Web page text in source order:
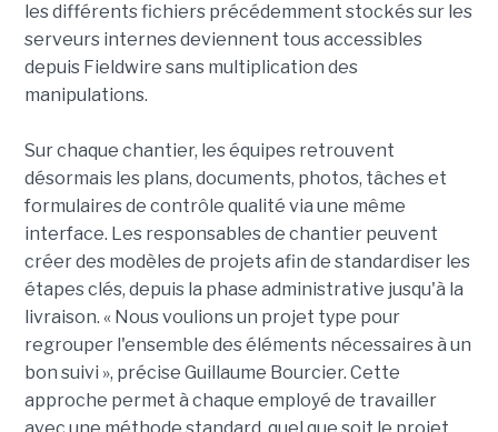
les différents fichiers précédemment stockés sur les
serveurs internes deviennent tous accessibles
depuis Fieldwire sans multiplication des
manipulations.
Sur chaque chantier, les équipes retrouvent
désormais les plans, documents, photos, tâches et
formulaires de contrôle qualité via une même
interface. Les responsables de chantier peuvent
créer des modèles de projets afin de standardiser les
étapes clés, depuis la phase administrative jusqu'à la
livraison. « Nous voulions un projet type pour
regrouper l'ensemble des éléments nécessaires à un
bon suivi », précise Guillaume Bourcier. Cette
approche permet à chaque employé de travailler